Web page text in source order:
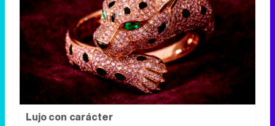
Lujo con carácter